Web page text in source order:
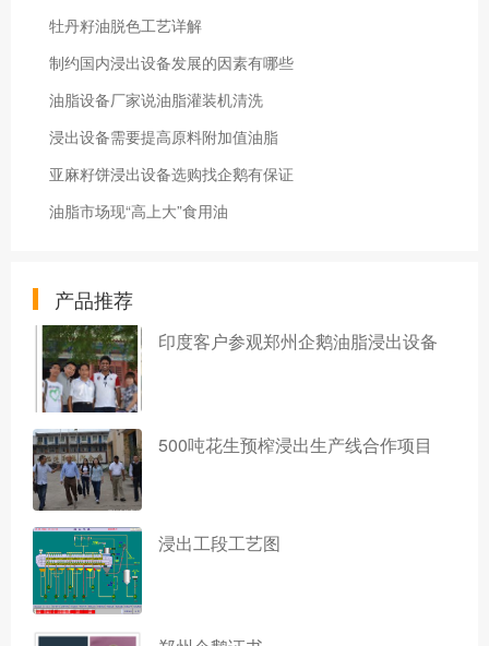
牡丹籽油脱色工艺详解
制约国内浸出设备发展的因素有哪些
油脂设备厂家说油脂灌装机清洗
浸出设备需要提高原料附加值油脂
亚麻籽饼浸出设备选购找企鹅有保证
油脂市场现“高上大”食用油
产品推荐
印度客户参观郑州企鹅油脂浸出设备
500吨花生预榨浸出生产线合作项目
浸出工段工艺图